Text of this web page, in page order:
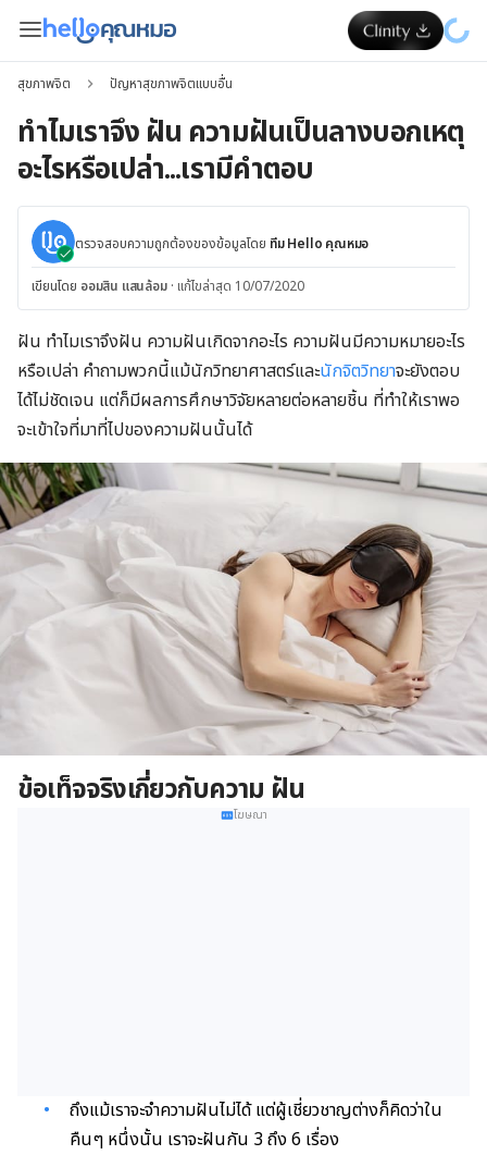
สุขภาพจิต ปัญหาสุขภาพจิตแบบอื่น
ทำไมเราจึง ฝัน ความฝันเป็นลางบอกเหตุ
อะไรหรือเปล่า...เรามีคำตอบ
ตรวจสอบความถูกต้องของข้อมูลโดย ทีม Hello คุณหมอ
เขียนโดย ออมสิน แสนล้อม · แก้ไขล่าสุด 10/07/2020
ฝัน ทำไมเราจึงฝัน ความฝันเกิดจากอะไร ความฝันมีความหมายอะไร
หรือเปล่า คำถามพวกนี้แม้นักวิทยาศาสตร์และนักจิตวิทยาจะยังตอบ
ได้ไม่ชัดเจน แต่ก็มีผลการศึกษาวิจัยหลายต่อหลายชิ้น ที่ทำให้เราพอ
จะเข้าใจที่มาที่ไปของความฝันนั้นได้
ข้อเท็จจริงเกี่ยวกับความ ฝัน
โฆษณา
ถึงแม้เราจะจำความฝันไม่ได้ แต่ผู้เชี่ยวชาญต่างก็คิดว่าใน
คืนๆ หนึ่งนั้น เราจะฝันกัน 3ถึง6 เรื่อง